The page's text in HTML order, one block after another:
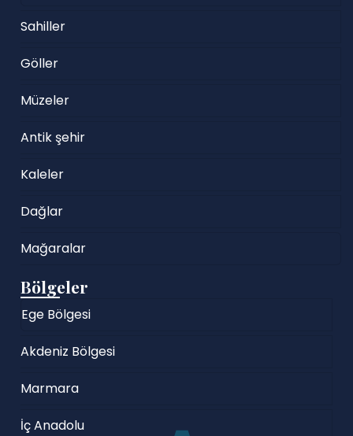
Sahiller
Göller
Müzeler
Antik şehir
Kaleler
Dağlar
Mağaralar
Bölgeler
Ege Bölgesi
Akdeniz Bölgesi
Marmara
İç Anadolu